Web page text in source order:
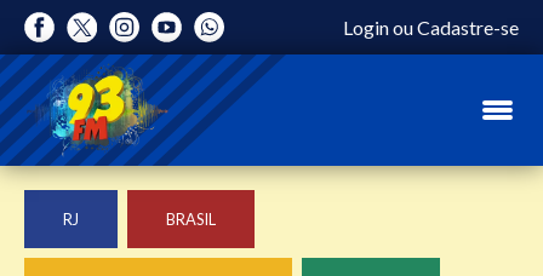
LoginouCadastre-se
RJ BRASIL